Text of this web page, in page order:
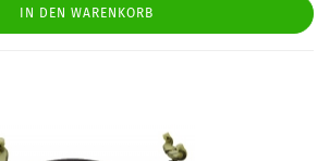
IN DEN WARENKORB